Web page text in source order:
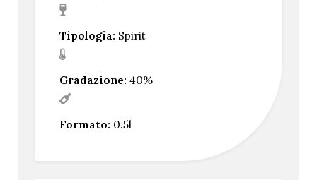
Tipologia: Spirit
Gradazione: 40%
Formato: 0.5l